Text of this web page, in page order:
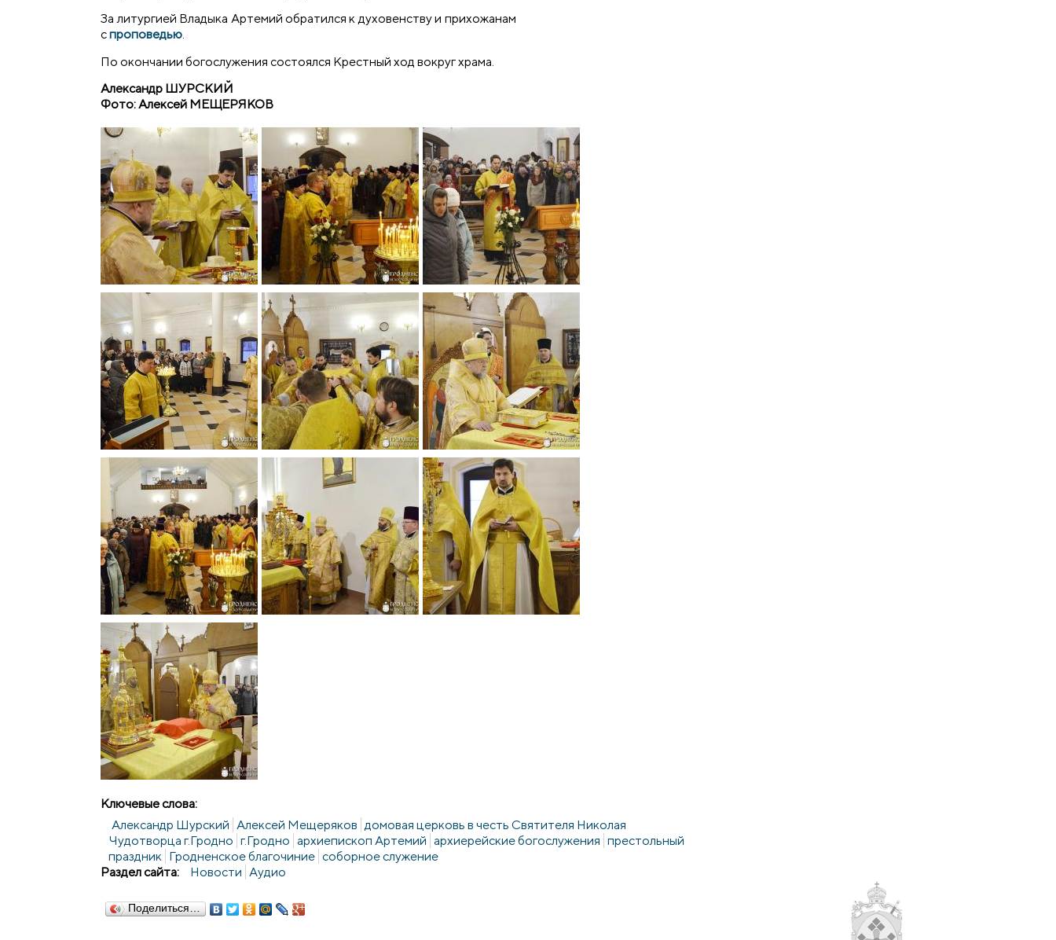
За литургией Владыка Артемий обратился к духовенству и прихожанам
спроповедью.
По окончании богослужения состоялся Крестный ход вокруг храма.
Александр ШУРСКИЙ
Фото: Алексей МЕЩЕРЯКОВ
Ключевые слова:
Александр Шурский Алексей Мещеряков домовая церковь в честь Святителя Николая
Чудотворца г.Гродно г.Гродно архиепископ Артемий архиерейские богослужения престольный
праздник Гродненское благочиние соборное служение
Раздел сайта:
Новости Аудио
Поделиться…